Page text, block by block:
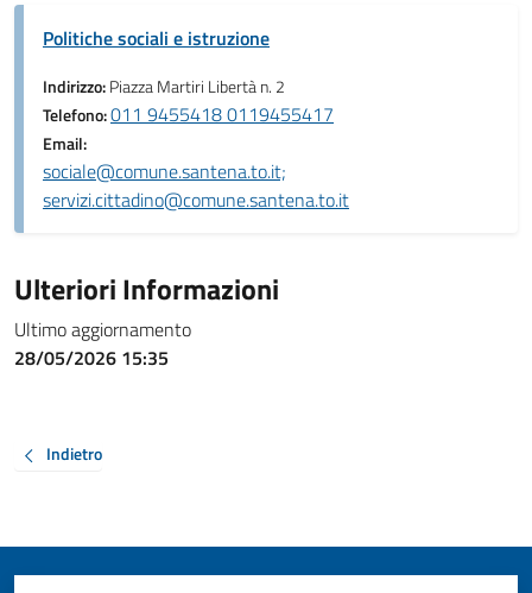
Politiche sociali e istruzione
Indirizzo:Piazza Martiri Libertà n. 2
Telefono:011 9455418 0119455417
Email:
sociale@comune.santena.to.it;
servizi.cittadino@comune.santena.to.it
Ulteriori Informazioni
Ultimo aggiornamento
28/05/2026 15:35
Indietro